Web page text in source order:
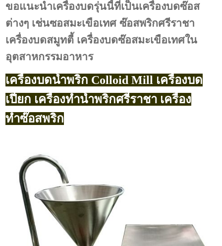
ขอแนะนำเครื่องบดรุ่นนี้ที่เป็นเครื่องบดซ๊อส
ต่างๆ เช่นซอสมะเขือเทศ ซ๊อสพริกศรีราชา
เครื่องบดสมูทตี้ เครื่องบดซ๊อสมะเขือเทศใน
อุตสาหกรรมอาหาร
เครื่องบดน้ำพริก Colloid Mill เครื่องบด
เปียก เครื่องทำน้ำพริกศรีราชา เครื่อง
ทำซ๊อสพริก